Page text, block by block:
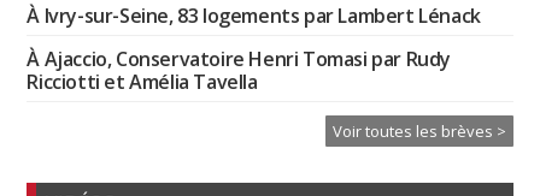
À Ivry-sur-Seine, 83 logements par Lambert Lénack
À Ajaccio, Conservatoire Henri Tomasi par Rudy
Ricciotti et Amélia Tavella
Voir toutes les brèves >